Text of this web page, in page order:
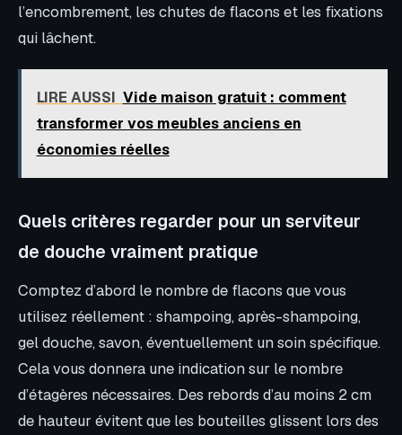
l’encombrement, les chutes de flacons et les fixations
qui lâchent.
LIRE AUSSI Vide maison gratuit : comment
transformer vos meubles anciens en
économies réelles
Quels critères regarder pour un serviteur
de douche vraiment pratique
Comptez d’abord le nombre de flacons que vous
utilisez réellement : shampoing, après-shampoing,
gel douche, savon, éventuellement un soin spécifique.
Cela vous donnera une indication sur le nombre
d’étagères nécessaires. Des rebords d’au moins 2 cm
de hauteur évitent que les bouteilles glissent lors des